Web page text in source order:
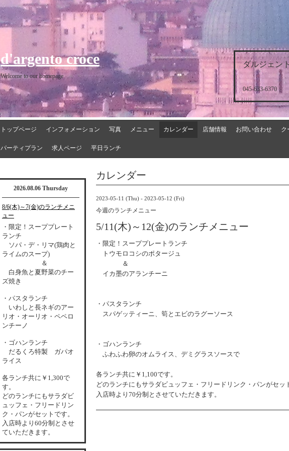
ダルジェン
045-633-6370
d'argento croce
Welcome to our homepage
トップページ インフォメーション 写真 メニュー カレンダー 店舗情報 お問い合わせ ク
パーティプラン 求人ページ 平日ランチ
カレンダー
2023-05-11 (Thu) - 2023-05-12 (Fri)
今週のランチメニュー
5/11(木)～12(金)のランチメニュー
・限定！スーププレートランチ
トウモロコシのポタージュ
＆
イカ墨のアランチーニ
・パスタランチ
スパゲッティーニ、筍とエビのラグーソース
・ゴハンランチ
ふわふわ卵のオムライス、デミグラスソースで
各ランチ共に￥1,100です。
どのランチにもサラダビュッフェ・フリードリンク・パンがセッ
入店時より70分制とさせていただきます。
2026.08.06 Thursday
8/6(木)～7(金)のランチメニ
ュー
・限定！スーププレート
ランチ
ソパ・デ・リマ(鶏肉と
ライムのスープ)
＆
白身魚と夏野菜のチー
ズ焼き
・パスタランチ
いわしと長ネギのアー
リオ・オーリオ・ペペロ
ンチーノ
・ゴハンランチ
だるくろ特製 ガパオ
ライス
各ランチ共に￥1,300で
す。
どのランチにもサラダビ
ュッフェ・フリードリン
ク・パンがセットです。
入店時より60分制とさせ
ていただきます。